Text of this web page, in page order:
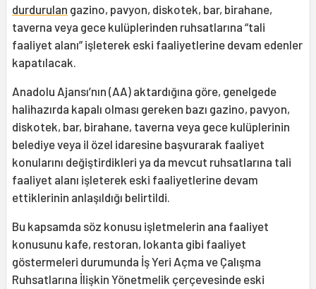
durdurulan gazino, pavyon, diskotek, bar, birahane,
taverna veya gece kulüplerinden ruhsatlarına “tali
faaliyet alanı” işleterek eski faaliyetlerine devam edenler
kapatılacak.
Anadolu Ajansı’nın (AA) aktardığına göre, genelgede
halihazırda kapalı olması gereken bazı gazino, pavyon,
diskotek, bar, birahane, taverna veya gece kulüplerinin
belediye veya il özel idaresine başvurarak faaliyet
konularını değiştirdikleri ya da mevcut ruhsatlarına tali
faaliyet alanı işleterek eski faaliyetlerine devam
ettiklerinin anlaşıldığı belirtildi.
Bu kapsamda söz konusu işletmelerin ana faaliyet
konusunu kafe, restoran, lokanta gibi faaliyet
göstermeleri durumunda İş Yeri Açma ve Çalışma
Ruhsatlarına İlişkin Yönetmelik çerçevesinde eski